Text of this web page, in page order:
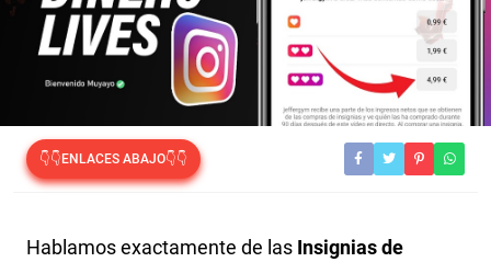
👇👇ENLACES ABAJO👇👇
Hablamos exactamente de las Insignias de